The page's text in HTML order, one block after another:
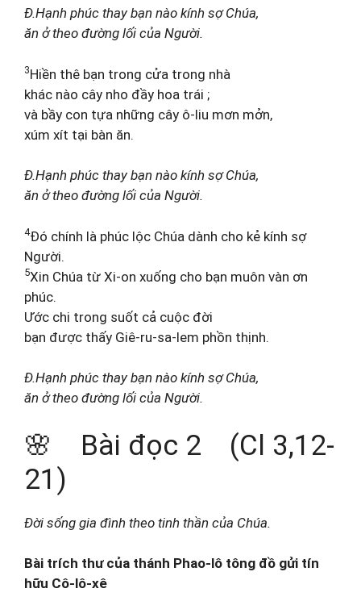
Đ.Hạnh phúc thay bạn nào kính sợ Chúa,
ăn ở theo đường lối của Người.
3Hiền thê bạn trong cửa trong nhà
khác nào cây nho đầy hoa trái ;
và bầy con tựa những cây ô-liu mơn mởn,
xúm xít tại bàn ăn.
Đ.Hạnh phúc thay bạn nào kính sợ Chúa,
ăn ở theo đường lối của Người.
4Đó chính là phúc lộc Chúa dành cho kẻ kính sợ
Người.
5Xin Chúa từ Xi-on xuống cho bạn muôn vàn ơn
phúc.
Ước chi trong suốt cả cuộc đời
bạn được thấy Giê-ru-sa-lem phồn thịnh.
Đ.Hạnh phúc thay bạn nào kính sợ Chúa,
ăn ở theo đường lối của Người.
🌸 Bài đọc 2 (Cl 3,12-
21)
Đời sống gia đình theo tinh thần của Chúa.
Bài trích thư của thánh Phao-lô tông đồ gửi tín
hữu Cô-lô-xê